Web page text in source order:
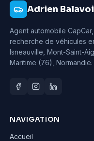
Adrien
Agent automobile
recherche de véhicules
Isneauville, Mont-Saint-
Maritime (76), Normandie.
NAVIGATION
Accueil